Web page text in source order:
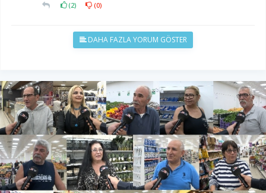
(2) (0)
DAHA FAZLA YORUM GÖSTER